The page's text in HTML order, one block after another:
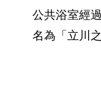
公共浴室經
名為「立川